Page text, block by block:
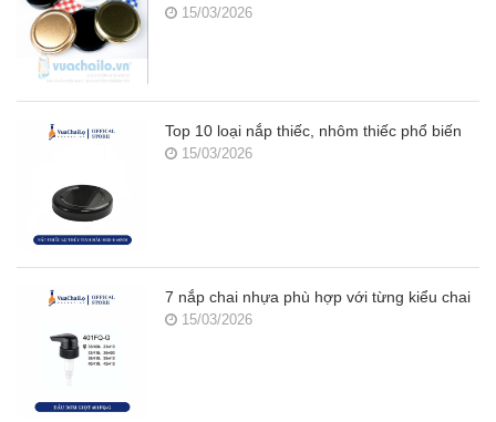
15/03/2026
Top 10 loại nắp thiếc, nhôm thiếc phổ biến
15/03/2026
7 nắp chai nhựa phù hợp với từng kiểu chai
15/03/2026